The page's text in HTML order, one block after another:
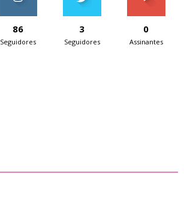
86
Seguidores
3
Seguidores
0
Assinantes